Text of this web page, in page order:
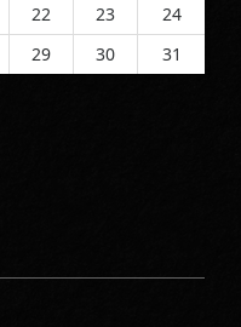
22 23
24
29 30 31